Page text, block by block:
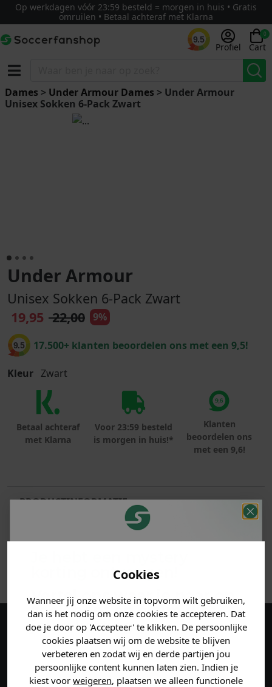
Cookies
Wanneer jij onze website in topvorm wilt gebruiken,
dan is het nodig om onze cookies te accepteren. Dat
doe je door op 'Accepteer' te klikken. De persoonlijke
cookies plaatsen wij om de website te blijven
verbeteren en zodat wij en derde partijen jou
persoonlijke content kunnen laten zien. Indien je
kiest voor weigeren, plaatsen we alleen functionele
Op werkdagen vóór 23:59 besteld = morgen in huis • Gratis
omruilen • Betaal achteraf met Klarna
9.5
Profiel
0
Cart
Dames > Under Armour Dames > Under Armour
Unisex Sokken 6-Pack Zwart
Under Armour
Unisex Sokken 6-Pack Zwart
19,95 22,00 9%
9.5 17.500+ klanten beoordelen ons met een 9,5!
Kleur Zwart
Betaal achteraf
met Klarna
Voor 23:59 besteld
is morgen in huis!*
Klanten
beoordelen ons
met een 9,6!
PRODUCTINFORMATIE
MATERIAAL & WASVOORSCHRIFT
Maak een account aan en ontvang 5%
korting op je eerste bestelling!
korting ontvangen!
Vertel ons waar je naar op
zoek bent en claim direct
jouwkorting.
Heren kleding